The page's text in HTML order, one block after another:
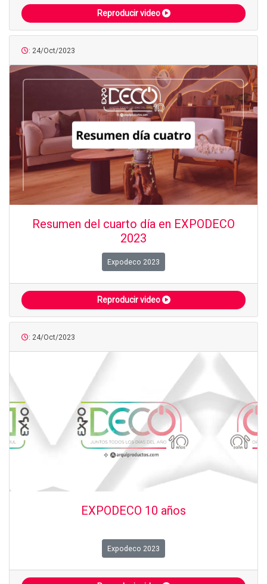
Reproducir video
: 24/Oct/2023
Resumen del cuarto día en EXPODECO
2023
Expodeco 2023
Reproducir video
: 24/Oct/2023
EXPODECO 10 años
Expodeco 2023